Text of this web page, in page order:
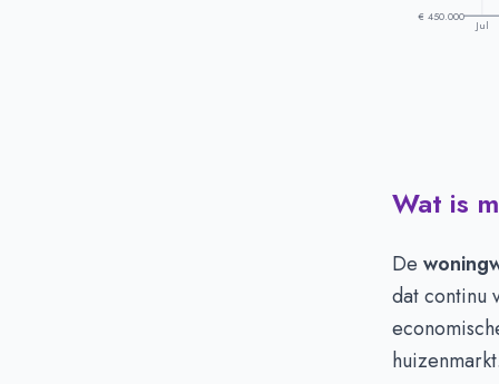
€ 450.000
Jul
Juli
€
Augustus
€
€
Oktober
€
November€
Wat is
De
dat continu
huizenmarkt.